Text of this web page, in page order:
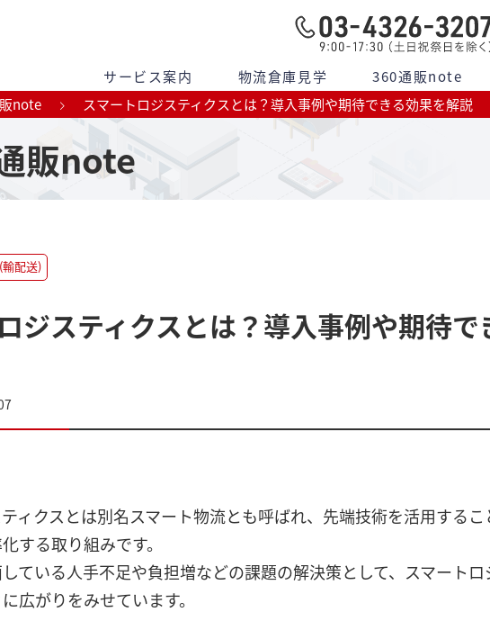
サービス案内 物流倉庫見学 360通販note
note
スマートロジスティクスとは？導入事例や期待できる効果を解説
販note
配送)
ジスティクスとは？導入事例や期待で
ィクスとは別名スマート物流とも呼ばれ、先端技術を活用するこ
する取り組みです。
ている人手不足や負担増などの課題の解決策として、スマートロ
広がりをみせています。